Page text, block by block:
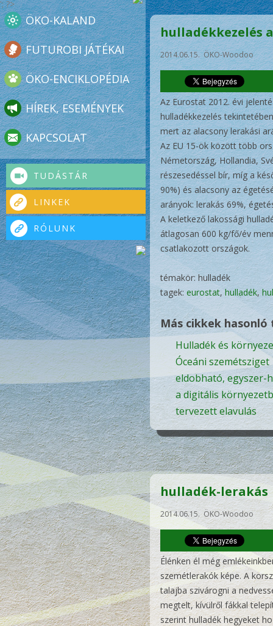
'; ?>
hulladékkezelés
2014.06.15. ÖKO-Woodoo
Az Eurostat 2012. évi
hulladékkezelés
mert az alacsony lerakási
Az EU 15-ök között több
Németország, Hollandia,
részesedéssel bír, míg a
90%) és alacsony az
arányok: lerakás 69%,
A keletkező lakossági
átlagosan 600 kg/fő/év
csatlakozott országok.
témakör: hulladék
tagek: eurostat,hulladék,
Más cikkek hasonló
Hulladék és
Óceáni szemétsziget
eldobható, egyszer-
a digitális
tervezett elavulás
hulladék-lerakás
2014.06.15. ÖKO-Woodoo
Élénken él még
szemétlerakók képe. A
talajba szivárogni a
megtelt, kívülről fákkal
szerint hulladék hegyeket
ÖKO-KALAND
FUTUROBI JÁTÉKAI
ÖKO-ENCIKLOPÉDIA
HÍREK, ESEMÉNYEK
KAPCSOLAT
TUDÁSTÁR
LINKEK
RÓLUNK